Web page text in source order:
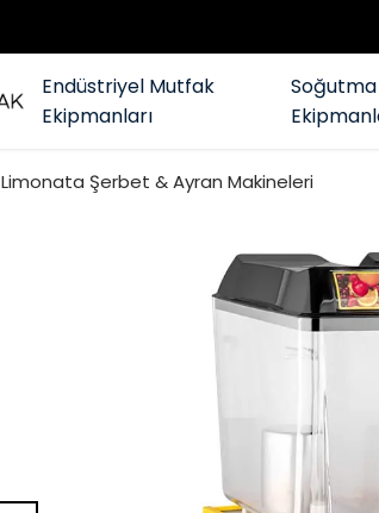
Endüstriyel Mutfak
Ekipmanları
Soğutma
Limonata Şerbet & Ayran Makineleri